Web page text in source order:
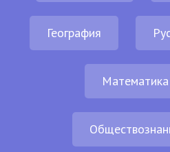
География